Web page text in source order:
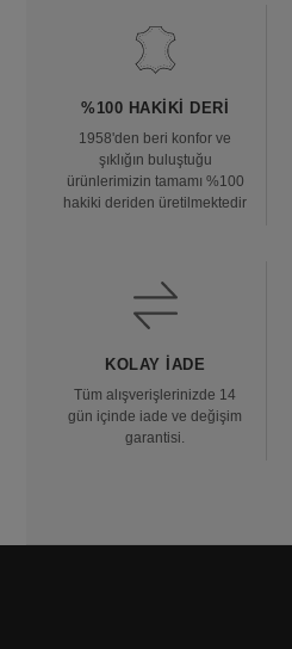
%100 HAKIKI DERI
1958'den beri konfor ve
şıklığın buluştuğu
ürünlerimizin tamamı %100
hakiki deriden üretilmektedir
KOLAY İADE
Tüm alışverişlerinizde 14
gün içinde iade ve değişim
garantisi.